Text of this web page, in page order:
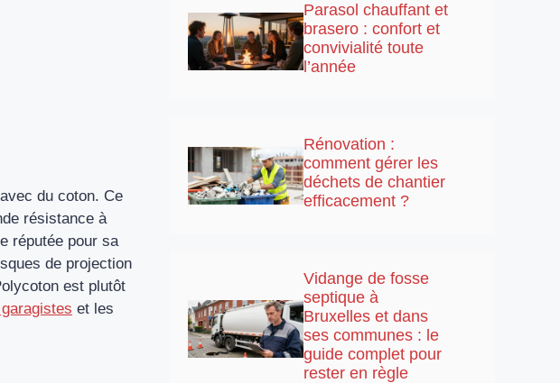
du coton. Ce
résistance à
réputée pour sa
de projection
est plutôt
et les
Parasol chauffant et
brasero : confort et
convivialité toute
l’année
Rénovation :
comment gérer les
déchets de chantier
efficacement ?
Vidange de fosse
septique à
Bruxelles et dans
ses communes : le
guide complet pour
rester en règle